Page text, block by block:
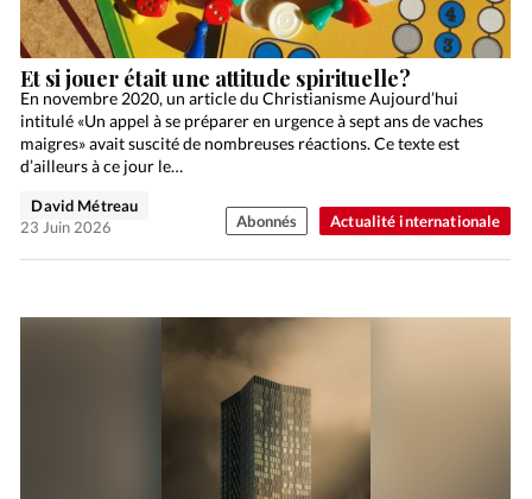
Actualité internationale
Et si jouer était une attitude spirituelle?
En novembre 2020, un article du Christianisme Aujourd’hui
intitulé «Un appel à se préparer en urgence à sept ans de vaches
maigres» avait suscité de nombreuses réactions. Ce texte est
d’ailleurs à ce jour le…
David Métreau
23 Juin 2026
Abonnés